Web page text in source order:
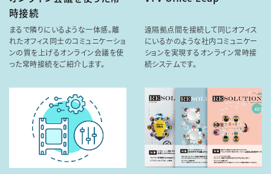
時接続
まるで隣りにいるような一体感。離
れたオフィス同士のコミュニケーショ
ンの質を上げるオンライン会議を使
った常時接続をご紹介します。
遠隔拠点間を接続して同じオフィス
にいるかのような社内コミュニケー
ションを実現するオンライン常時接
続システムです。